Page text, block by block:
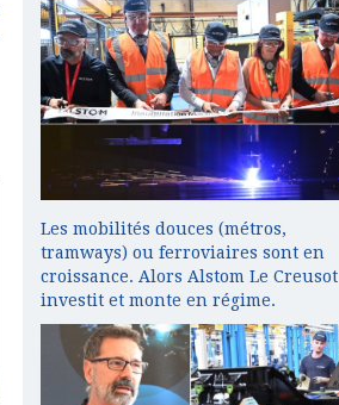
Les mobilités douces (métros,
tramways) ou ferroviaires sont en
croissance. Alors Alstom Le Creusot
investit et monte en régime.